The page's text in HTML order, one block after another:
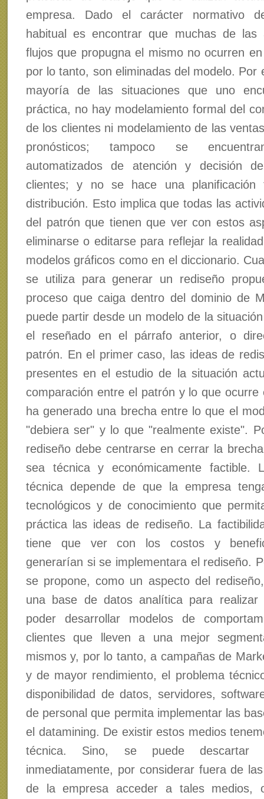
empresa. Dado el carácter normativo
habitual es encontrar que muchas de las
flujos que propugna el mismo no ocurren
por lo tanto, son eliminadas del modelo. Por
mayoría de las situaciones que uno
práctica, no hay modelamiento formal del
de los clientes ni modelamiento de las
pronósticos; tampoco se
automatizados de atención y decisión
clientes; y no se hace una planificación
distribución. Esto implica que todas las
del patrón que tienen que ver con estos
eliminarse o editarse para reflejar la
modelos gráficos como en el diccionario.
se utiliza para generar un rediseño
proceso que caiga dentro del dominio de
puede partir desde un modelo de la
el reseñado en el párrafo anterior, o
patrón. En el primer caso, las ideas de
presentes en el estudio de la situación
comparación entre el patrón y lo que ocurre
ha generado una brecha entre lo que el
"debiera ser" y lo que "realmente existe".
rediseño debe centrarse en cerrar la
sea técnica y económicamente factible.
técnica depende de que la empresa
tecnológicos y de conocimiento que
práctica las ideas de rediseño. La
tiene que ver con los costos y
generarían si se implementara el rediseño.
se propone, como un aspecto del
una base de datos analítica para realizar
poder desarrollar modelos de
clientes que lleven a una mejor
mismos y, por lo tanto, a campañas de
y de mayor rendimiento, el problema
disponibilidad de datos, servidores,
de personal que permita implementar las
el datamining. De existir estos medios
técnica. Sino, se puede descartar
inmediatamente, por considerar fuera de
de la empresa acceder a tales medios,